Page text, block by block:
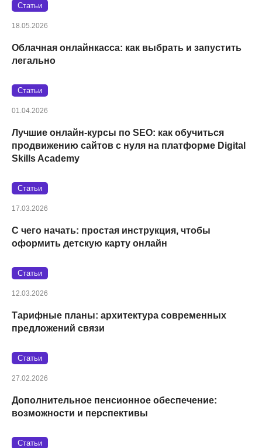
Статьи
18.05.2026
Облачная онлайнкасса: как выбрать и запустить
легально
Статьи
01.04.2026
Лучшие онлайн-курсы по SEO: как обучиться
продвижению сайтов с нуля на платформе Digital
Skills Academy
Статьи
17.03.2026
С чего начать: простая инструкция, чтобы
оформить детскую карту онлайн
Статьи
12.03.2026
Тарифные планы: архитектура современных
предложений связи
Статьи
27.02.2026
Дополнительное пенсионное обеспечение:
возможности и перспективы
Статьи